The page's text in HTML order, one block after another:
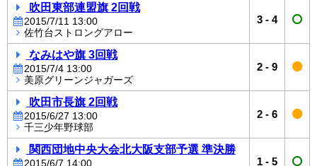
吹田東部連盟旗 2回戦
2015/7/11 13:00
佐竹台ストロングアロー
3 - 4
なみはや旗 3回戦
2015/7/4 13:00
美原グリーンジャガーズ
2 - 9
吹田市長旗 2回戦
2015/6/27 13:00
千三少年野球部
2 - 6
関西団地中央大会北大阪支部予選 準決勝
2015/6/7 14:00
1 - 5